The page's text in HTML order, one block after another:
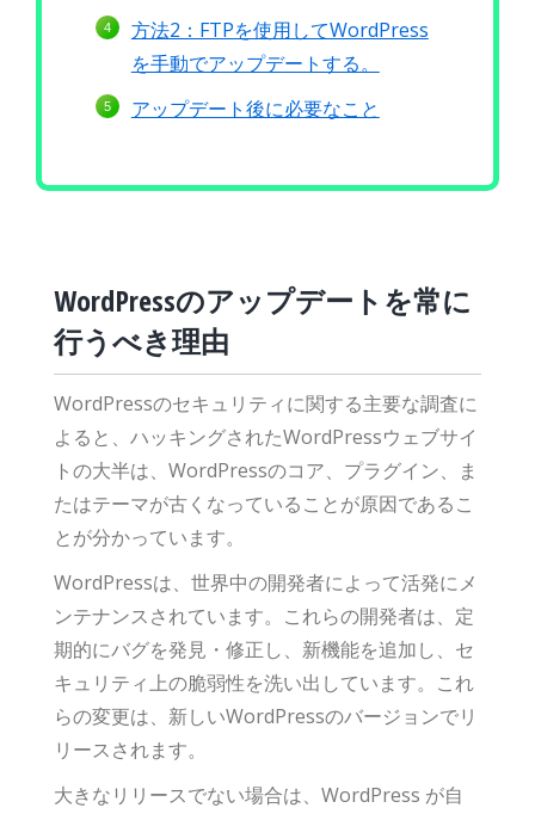
方法2：FTPを使用してWordPress
を手動でアップデートする。
アップデート後に必要なこと
WordPressのアップデートを常に
行うべき理由
WordPressのセキュリティに関する主要な調査に
よると、ハッキングされたWordPressウェブサイ
トの大半は、WordPressのコア、プラグイン、ま
たはテーマが古くなっていることが原因であるこ
とが分かっています。
WordPressは、世界中の開発者によって活発にメ
ンテナンスされています。これらの開発者は、定
期的にバグを発見・修正し、新機能を追加し、セ
キュリティ上の脆弱性を洗い出しています。これ
らの変更は、新しいWordPressのバージョンでリ
リースされます。
大きなリリースでない場合は、WordPress が自